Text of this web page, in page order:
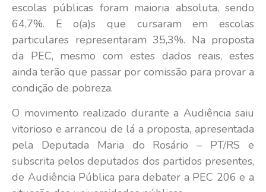
escolas públicas foram maioria absoluta, sendo
64,7%. E o(a)s que cursaram em escolas
particulares representaram 35,3%. Na proposta
da PEC, mesmo com estes dados reais, estes
ainda terão que passar por comissão para provar a
condição de pobreza.
O movimento realizado durante a Audiência saiu
vitorioso e arrancou de lá a proposta, apresentada
pela Deputada Maria do Rosário – PT/RS e
subscrita pelos deputados dos partidos presentes,
de Audiência Pública para debater a PEC 206 e a